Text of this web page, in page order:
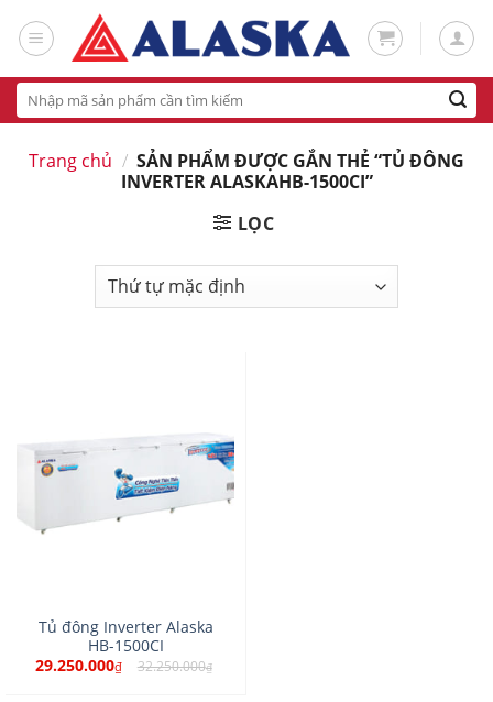
Tìm
kiếm:
Trang chủ / SẢN PHẨM ĐƯỢC GẮN THẺ “TỦ ĐÔNG
INVERTER ALASKAHB-1500CI”
LỌC
Tủ đông Inverter Alaska
HB-1500CI
29.250.000₫ 32.250.000₫